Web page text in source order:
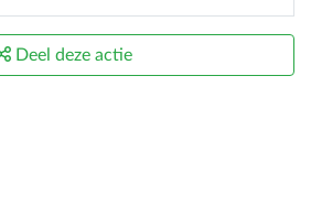
Deel deze actie